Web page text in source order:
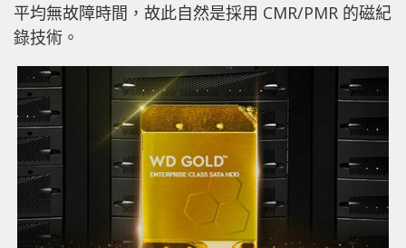
平均無故障時間，故此自然是採用 CMR/PMR 的磁紀
錄技術。